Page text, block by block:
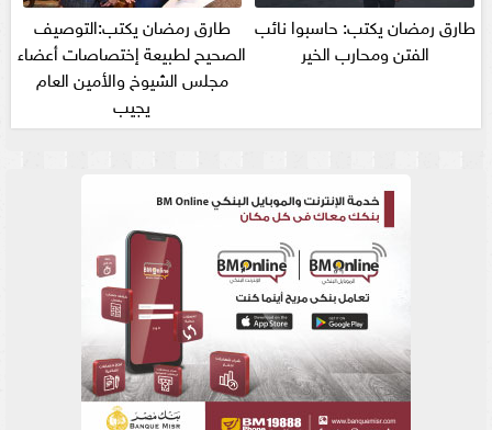
طارق رمضان يكتب: حاسبوا نائب
الفتن ومحارب الخير
طارق رمضان يكتب:التوصيف
الصحيح لطبيعة إختصاصات أعضاء
مجلس الشيوخ والأمين العام
يجيب